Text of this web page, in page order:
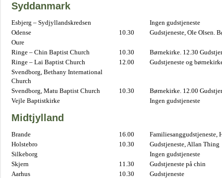
Syddanmark
Esbjerg – Sydjyllandskredsen
Ingen gudstjeneste
Odense
10.30
Gudstjeneste, Ole Olsen.
Oure
Ringe – Chin Baptist Church
10.30
Børnekirke. 12.30
Ringe – Lai Baptist Church
12.00
Gudstjeneste og
Svendborg, Bethany International
Church
Svendborg, Matu Baptist Church
10.30
Børnekirke. 12.00
Vejle Baptistkirke
Ingen gudstjeneste
Midtjylland
Brande 16.00
Familiesanggudstjeneste,
Holstebro
10.30
Gudstjeneste, Allan Thing
Silkeborg
Ingen gudstjeneste
Skjern
11.30
Gudstjeneste på chin
Aarhus
10.30 Gudstjeneste